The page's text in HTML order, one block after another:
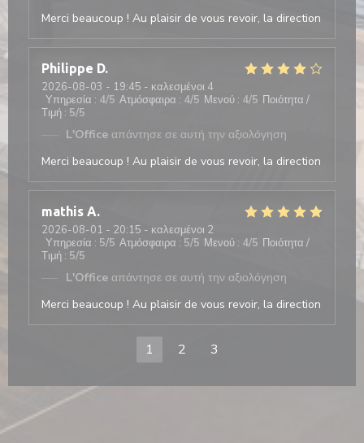
Merci beaucoup ! Au plaisir de vous revoir, la direction
Philippe D
2026-08-03 - 19:45 - καλεσμένοι 4
Υπηρεσία : 4/5 Ατμόσφαιρα : 4/5 Μενού : 4/5 Ποιότητα /
Τιμή : 5/5
L'Office απάντησε σε αυτή την αξιολόγηση
Merci beaucoup ! Au plaisir de vous revoir, la direction
mathis A
2026-08-01 - 20:15 - καλεσμένοι 2
Υπηρεσία : 5/5 Ατμόσφαιρα : 5/5 Μενού : 4/5 Ποιότητα /
Τιμή : 5/5
L'Office απάντησε σε αυτή την αξιολόγηση
Merci beaucoup ! Au plaisir de vous revoir, la direction
1 2 3